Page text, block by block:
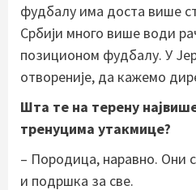
фудбалу има доста више
Србији много више води
позиционом фудбалу. У
отвореније, да кажемо
Шта те на терену
тренуцима утакмице?
– Породица, наравно. Они
и подршка за све.